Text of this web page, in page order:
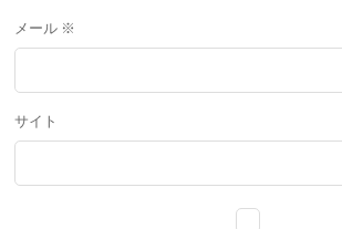
メール ※
サイト